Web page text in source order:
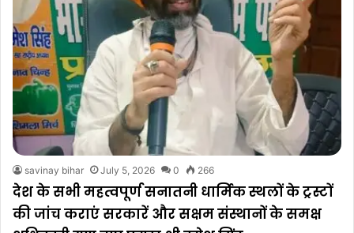
savinay bihar July 5, 2026 0 266
देश के सभी महत्वपूर्ण सनातनी धार्मिक स्थलों के ट्रस्टों
की जांच कराएं सरकारें और सक्षम संस्थानों के समक्ष